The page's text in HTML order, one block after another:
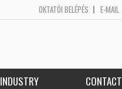
OKTATÓI BELÉPÉS E-MAIL
INDUSTRY CONTACT